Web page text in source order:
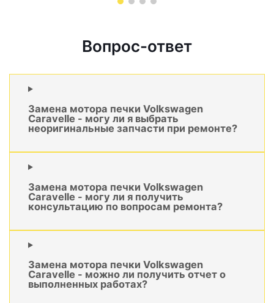
Вопрос-ответ
Замена мотора печки Volkswagen
Caravelle - могу ли я выбрать
неоригинальные запчасти при ремонте?
Замена мотора печки Volkswagen
Caravelle - могу ли я получить
консультацию по вопросам ремонта?
Замена мотора печки Volkswagen
Caravelle - можно ли получить отчет о
выполненных работах?